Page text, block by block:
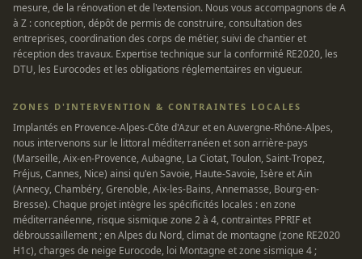
mesure, de la rénovation et de l'extension. Nous vous accompagnons de A
à Z : conception, dépôt de permis de construire, consultation des
entreprises, coordination des corps de métier, suivi de chantier et
réception des travaux. Expertise technique sur la conformité RE2020, les
DTU, les Eurocodes et les obligations réglementaires en vigueur.
ZONES D'INTERVENTION & CONTRAINTES LOCALES
Implantés en Provence-Alpes-Côte d'Azur et en Auvergne-Rhône-Alpes,
nous intervenons sur le littoral méditerranéen et son arrière-pays
(Marseille, Aix-en-Provence, Aubagne, La Ciotat, Toulon, Saint-Tropez,
Fréjus, Cannes, Nice) ainsi qu'en Savoie, Haute-Savoie, Isère et Ain
(Annecy, Chambéry, Grenoble, Aix-les-Bains, Annemasse, Bourg-en-
Bresse). Chaque projet intègre les spécificités locales : en zone
méditerranéenne, risque sismique zone 2 à 4, contraintes PPRIF et
débroussaillement ; en Alpes du Nord, climat de montagne (zone RE2020
H1c), charges de neige Eurocode, loi Montagne et zone sismique 4 ;